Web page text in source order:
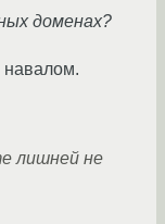
доменах?
навалом.
лишней не